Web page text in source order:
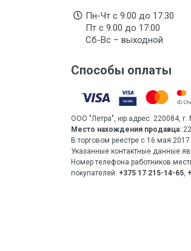
Пн-Чт с 9:00 до 17:30
Пт с 9:00 до 17:00
Сб-Вс – выходной
Способы оплаты
ООО "Летра", юр.адрес: 220084,
Место нахождения продавца:
В торговом реестре с 16 мая
Указанные контактные данные
Номер телефона работников
покупателей: +375 17 215-14-65